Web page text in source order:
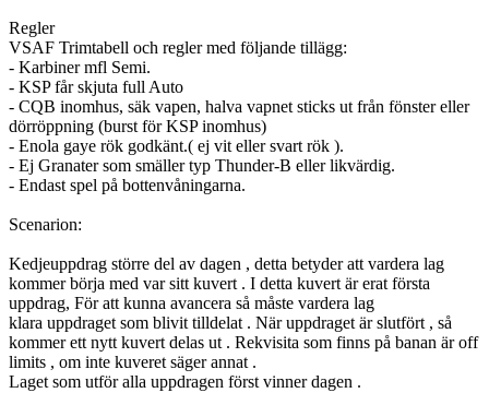
Regler
VSAF Trimtabell och regler med följande tillägg:
- Karbiner mfl Semi.
- KSP får skjuta full Auto
- CQB inomhus, säk vapen, halva vapnet sticks ut från fönster eller
dörröppning (burst för KSP inomhus)
- Enola gaye rök godkänt.( ej vit eller svart rök ).
- Ej Granater som smäller typ Thunder-B eller likvärdig.
- Endast spel på bottenvåningarna.
Scenarion:
Kedjeuppdrag större del av dagen , detta betyder att vardera lag
kommer börja med var sitt kuvert . I detta kuvert är erat första
uppdrag, För att kunna avancera så måste vardera lag
klara uppdraget som blivit tilldelat . När uppdraget är slutfört , så
kommer ett nytt kuvert delas ut . Rekvisita som finns på banan är off
limits , om inte kuveret säger annat .
Laget som utför alla uppdragen först vinner dagen .